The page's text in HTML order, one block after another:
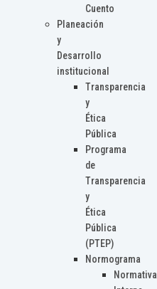
Cuento
Planeación
y
Desarrollo
institucional
Transparencia
y
Ética
Pública
Programa
de
Transparencia
y
Ética
Pública
(PTEP)
Normograma
Normativa